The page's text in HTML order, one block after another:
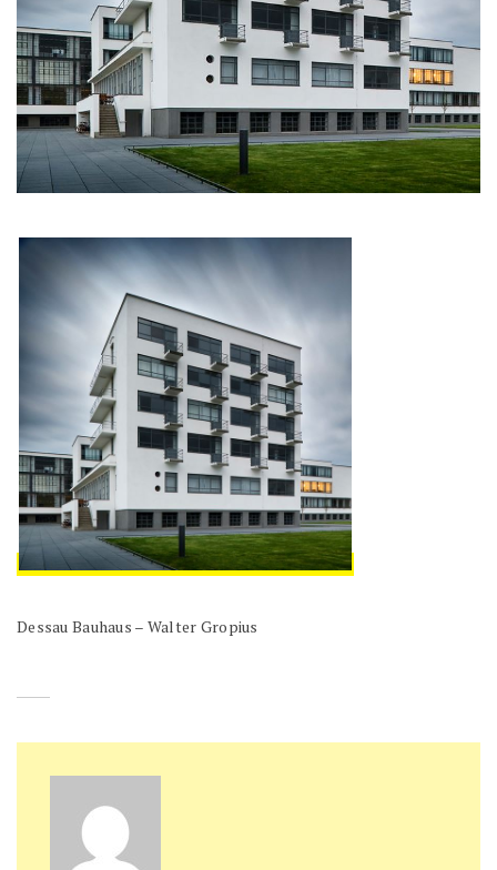
Dessau Bauhaus – Walter Gropius